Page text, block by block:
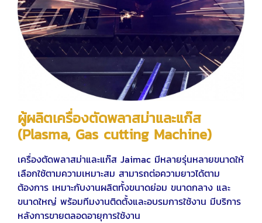
ผู้ผลิตเครื่องตัดพลาสม่าและแก๊ส
(Plasma, Gas cutting Machine)
เครื่องตัดพลาสม่าและแก๊ส Jaimac มีหลายรุ่นหลายขนาดให้
เลือกใช้ตามความเหมาะสม สามารถต่อความยาวได้ตาม
ต้องการ เหมาะกับงานผลิตทั้งขนาดย่อม ขนาดกลาง และ
ขนาดใหญ่ พร้อมทีมงานติดตั้งและอบรมการใช้งาน มีบริการ
หลังการขายตลอดอายุการใช้งาน